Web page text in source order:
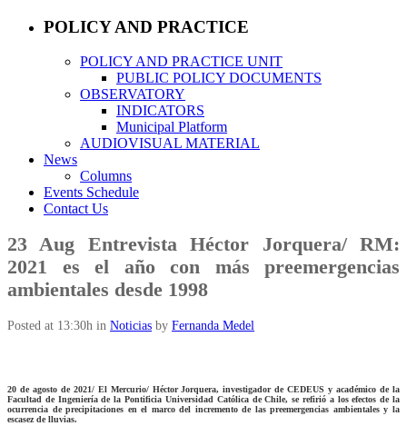
POLICY AND PRACTICE
POLICY AND PRACTICE UNIT
PUBLIC POLICY DOCUMENTS
OBSERVATORY
INDICATORS
Municipal Platform
AUDIOVISUAL MATERIAL
News
Columns
Events Schedule
Contact Us
23 Aug Entrevista Héctor Jorquera/ RM:
2021 es el año con más preemergencias
ambientales desde 1998
Posted at 13:30h in Noticias by Fernanda Medel
20 de agosto de 2021/ El Mercurio/ Héctor Jorquera, investigador de CEDEUS y académico de la
Facultad de Ingeniería de la Pontificia Universidad Católica de Chile, se refirió a los efectos de la
ocurrencia de precipitaciones en el marco del incremento de las preemergencias ambientales y la
escasez de lluvias.